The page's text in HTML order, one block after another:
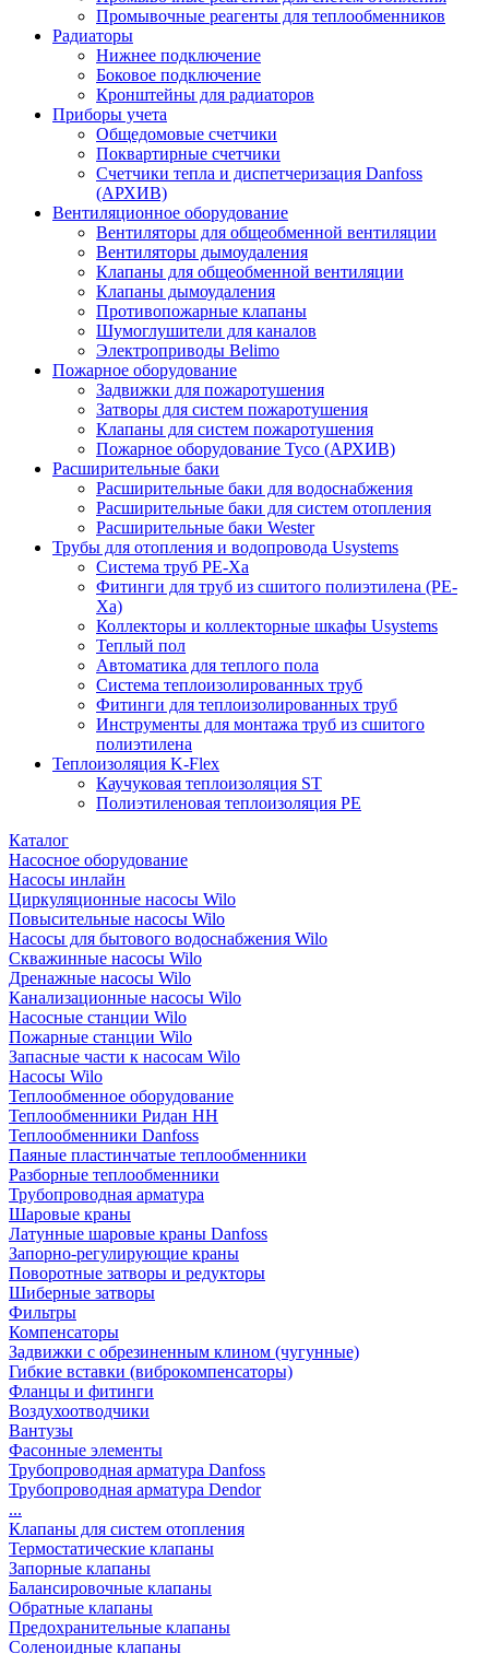
Промывочные реагенты для теплообменников
Радиаторы
Нижнее подключение
Боковое подключение
Кронштейны для радиаторов
Приборы учета
Общедомовые счетчики
Поквартирные счетчики
Счетчики тепла и диспетчеризация Danfoss
(АРХИВ)
Вентиляционное оборудование
Вентиляторы для общеобменной вентиляции
Вентиляторы дымоудаления
Клапаны для общеобменной вентиляции
Клапаны дымоудаления
Противопожарные клапаны
Шумоглушители для каналов
Электроприводы Belimo
Пожарное оборудование
Задвижки для пожаротушения
Затворы для систем пожаротушения
Клапаны для систем пожаротушения
Пожарное оборудование Tyco (АРХИВ)
Расширительные баки
Расширительные баки для водоснабжения
Расширительные баки для систем отопления
Расширительные баки Wester
Трубы для отопления и водопровода Usystems
Система труб PE-Xa
Фитинги для труб из сшитого полиэтилена (PE-
Xa)
Коллекторы и коллекторные шкафы Usystems
Теплый пол
Автоматика для теплого пола
Система теплоизолированных труб
Фитинги для теплоизолированных труб
Инструменты для монтажа труб из сшитого
полиэтилена
Теплоизоляция K-Flex
Каучуковая теплоизоляция ST
Полиэтиленовая теплоизоляция PE
Каталог
Насосное оборудование
Насосы инлайн
Циркуляционные насосы Wilo
Повысительные насосы Wilo
Насосы для бытового водоснабжения Wilo
Скважинные насосы Wilo
Дренажные насосы Wilo
Канализационные насосы Wilo
Насосные станции Wilo
Пожарные станции Wilo
Запасные части к насосам Wilo
Насосы Wilo
Теплообменное оборудование
Теплообменники Ридан НН
Теплообменники Danfoss
Паяные пластинчатые теплообменники
Разборные теплообменники
Трубопроводная арматура
Шаровые краны
Латунные шаровые краны Danfoss
Запорно-регулирующие краны
Поворотные затворы и редукторы
Шиберные затворы
Фильтры
Компенсаторы
Задвижки с обрезиненным клином (чугунные)
Гибкие вставки (виброкомпенсаторы)
Фланцы и фитинги
Воздухоотводчики
Вантузы
Фасонные элементы
Трубопроводная арматура Danfoss
Трубопроводная арматура Dendor
...
Клапаны для систем отопления
Термостатические клапаны
Запорные клапаны
Балансировочные клапаны
Обратные клапаны
Предохранительные клапаны
Соленоидные клапаны